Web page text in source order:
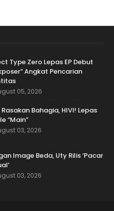
Type Zero Lepas EP Debut
Angkat Pencarian
05, 2026
Bahagia, HIVI! Lepas
“Main”
03, 2026
Image Beda, Uty Rilis ‘Pacar
03, 2026